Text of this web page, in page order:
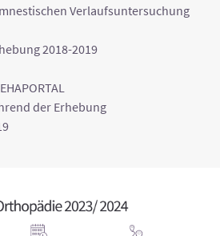
Verlaufsuntersuchung
2018-2019
der Erhebung